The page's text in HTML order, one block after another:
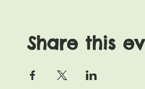
Share this